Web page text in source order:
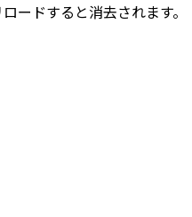
ードすると消去されます。